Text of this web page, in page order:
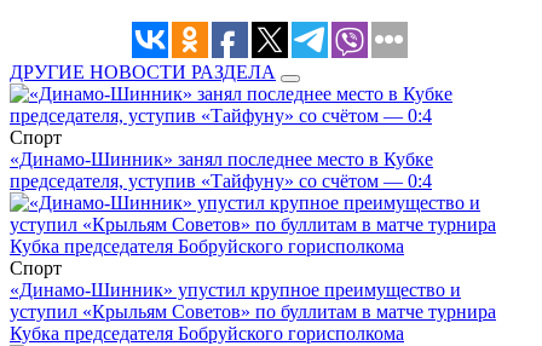
ДРУГИЕ НОВОСТИ РАЗДЕЛА
Спорт
«Динамо-Шинник» занял последнее место в Кубке
председателя, уступив «Тайфуну» со счётом — 0:4
Спорт
«Динамо-Шинник» упустил крупное преимущество и
уступил «Крыльям Советов» по буллитам в матче турнира
Кубка председателя Бобруйского горисполкома